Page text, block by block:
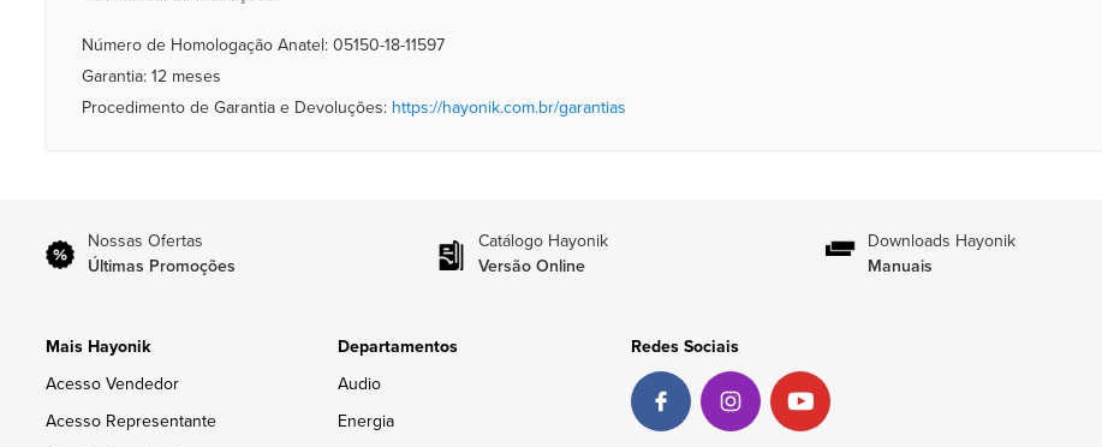
Número de Homologação Anatel: 05150-18-11597
Garantia: 12 meses
Procedimento de Garantia e Devoluções: https://hayonik.com.br/garantias
Nossas Ofertas
Últimas Promoções
Catálogo Hayonik
Versão Online
Downloads Hayonik
Manuais
Mais Hayonik
Acesso Vendedor
Acesso Representante
Departamentos
Audio
Energia
Redes Sociais